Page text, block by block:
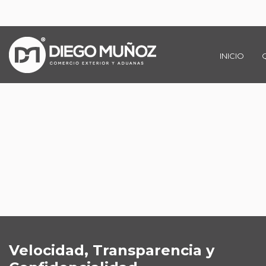
INICIO
Velocidad, Transparencia y